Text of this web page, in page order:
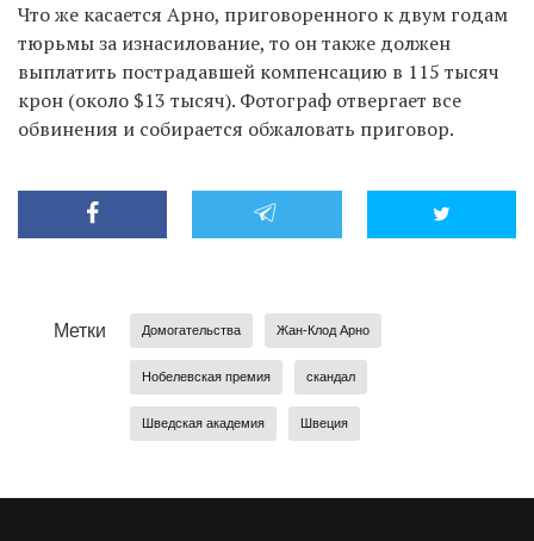
Что же касается Арно, приговоренного к двум годам
тюрьмы за изнасилование, то он также должен
выплатить пострадавшей компенсацию в 115 тысяч
крон (около $13 тысяч). Фотограф отвергает все
обвинения и собирается обжаловать приговор.
Метки Домогательства Жан-Клод Арно
Нобелевская премия скандал
Шведская академия Швеция